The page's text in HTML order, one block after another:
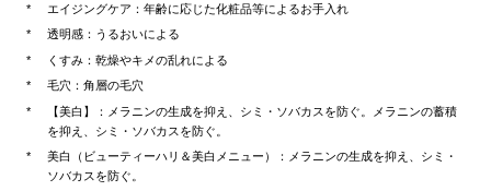
エイジングケア：年齢に応じた化粧品等によるお手入れ
透明感：うるおいによる
くすみ：乾燥やキメの乱れによる
毛穴：角層の毛穴
【美白】：メラニンの生成を抑え、シミ・ソバカスを防ぐ。メラニンの蓄積
を抑え、シミ・ソバカスを防ぐ。
美白（ビューティーハリ＆美白メニュー）：メラニンの生成を抑え、シミ・
ソバカスを防ぐ。